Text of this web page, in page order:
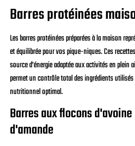
Barres protéinées
Les barres protéinées préparées à la maison
et équilibrée pour vos pique-niques. Ces
source d'énergie adaptée aux activités en plein
permet un contrôle total des ingrédients
nutritionnel optimal.
Barres aux flocons
d'amande